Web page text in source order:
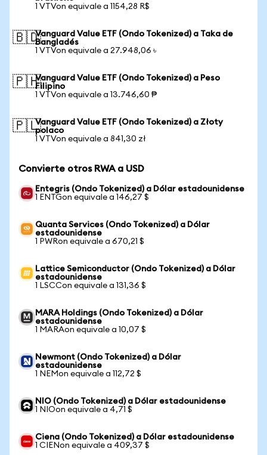
1 VTVon equivale a 1154,28 R$
🇧🇩Vanguard Value ETF (Ondo Tokenized) a Taka de
Bangladés
1 VTVon equivale a 27.948,06 ৳
🇵🇭Vanguard Value ETF (Ondo Tokenized) a Peso
Filipino
1 VTVon equivale a 13.746,60 ₱
🇵🇱Vanguard Value ETF (Ondo Tokenized) a Złoty
polaco
1 VTVon equivale a 841,30 zł
Convierte otros RWA a USD
Entegris (Ondo Tokenized) a Dólar estadounidense
1 ENTGon equivale a 146,27 $
Quanta Services (Ondo Tokenized) a Dólar
estadounidense
1 PWRon equivale a 670,21 $
Lattice Semiconductor (Ondo Tokenized) a Dólar
estadounidense
1 LSCCon equivale a 131,36 $
MARA Holdings (Ondo Tokenized) a Dólar
estadounidense
1 MARAon equivale a 10,07 $
Newmont (Ondo Tokenized) a Dólar
estadounidense
1 NEMon equivale a 112,72 $
NIO (Ondo Tokenized) a Dólar estadounidense
1 NIOon equivale a 4,71 $
Ciena (Ondo Tokenized) a Dólar estadounidense
1 CIENon equivale a 409,37 $